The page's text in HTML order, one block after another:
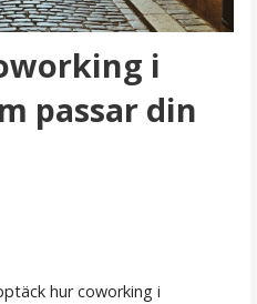
i
passar din
hur coworking i